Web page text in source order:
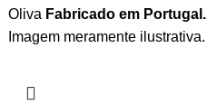
Oliva Fabricado em Portugal.
Imagem meramente ilustrativa.